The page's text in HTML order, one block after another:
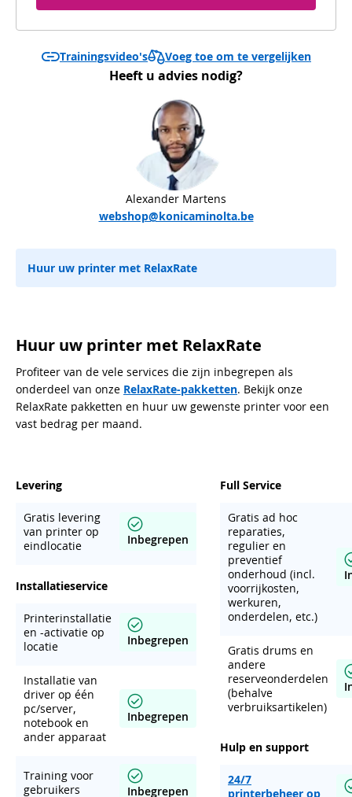
Trainingsvideo's Voeg toe om te vergelijken
Heeft u advies nodig?
Alexander Martens
webshop@konicaminolta.be
Huur uw printer met RelaxRate
Huur uw printer met RelaxRate
Profiteer van de vele services die zijn inbegrepen als
onderdeel van onze RelaxRate-pakketten. Bekijk onze
RelaxRate pakketten en huur uw gewenste printer voor een
vast bedrag per maand.
Levering
Gratis levering
van printer op
eindlocatie
Inbegrepen
Installatieservice
Printerinstallatie
en -activatie op
locatie
Inbegrepen
Installatie van
driver op één
pc/server,
notebook en
ander apparaat
Inbegrepen
Training voor
gebruikers
Inbegrepen
Full Service
Gratis ad hoc
reparaties,
regulier en
preventief
onderhoud (incl.
voorrijkosten,
werkuren,
onderdelen, etc.)
Gratis drums en
andere
reserveonderdelen
(behalve
verbruiksartikelen)
Hulp en support
24/7
printerbeheer op